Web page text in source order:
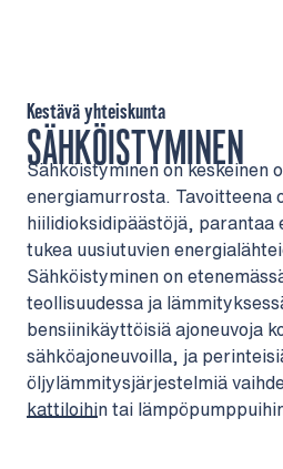
SÄHKÖISTYMINEN
Kestävä yhteiskunta
Sähköistyminen on keskeinen
energiamurrosta. Tavoitteena
hiilidioksidipäästöjä, parantaa
tukea uusiutuvien
Sähköistyminen on
teollisuudessa ja
bensiinikäyttöisiä ajoneuvoja
sähköajoneuvoilla, ja
öljylämmitysjärjestelmiä
kattiloihin tai